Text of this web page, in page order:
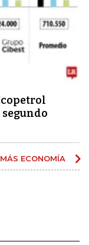
segundo
MÁS ECONOMÍA